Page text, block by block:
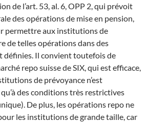
de l’art. 53, al. 6, OPP 2, qui prévoit
des opérations de mise en pension,
permettre aux institutions de
de telles opérations dans des
Il convient toutefois de
repo suisse de SIX, qui est efficace,
de prévoyance n’est
des conditions très restrictives
De plus, les opérations repo ne
les institutions de grande taille, car